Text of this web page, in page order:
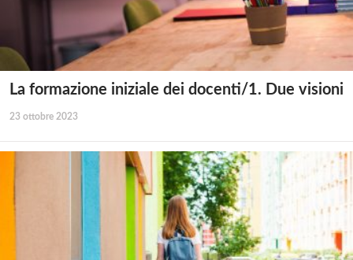
La formazione iniziale dei docenti/1. Due visioni
23 ottobre 2023